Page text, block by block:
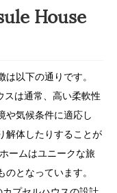
House
以下の通りです。
スは通常、高い柔軟性
や気候条件に適応し
解体したりすることが
ームはユニークな旅
となっています。